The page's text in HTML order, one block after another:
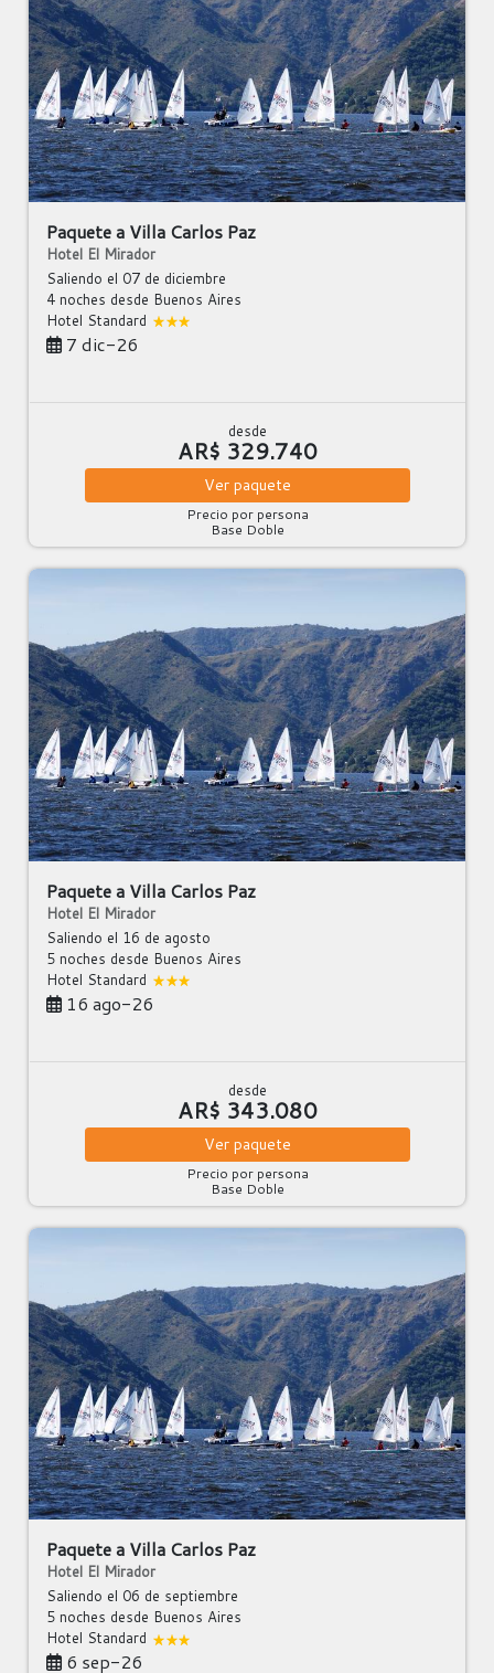
Paquete a Villa Carlos Paz
Hotel El Mirador
Saliendo el 07 de diciembre
4 noches desde Buenos Aires
Hotel Standard
7 dic-26
desde
AR$ 329.740
Ver paquete
Precio por persona
Base Doble
Paquete a Villa Carlos Paz
Hotel El Mirador
Saliendo el 16 de agosto
5 noches desde Buenos Aires
Hotel Standard
16 ago-26
desde
AR$ 343.080
Ver paquete
Precio por persona
Base Doble
Paquete a Villa Carlos Paz
Hotel El Mirador
Saliendo el 06 de septiembre
5 noches desde Buenos Aires
Hotel Standard
6 sep-26